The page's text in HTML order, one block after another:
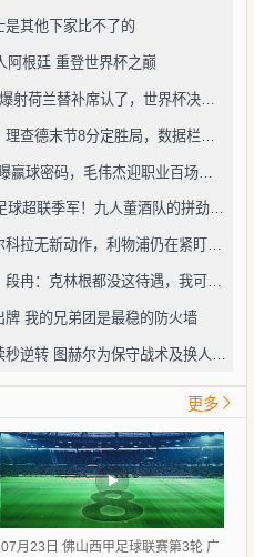
其他下家比不了的
阿根廷 重登世界杯之巅
两次炸场都是帕雷德斯！4年前爆射荷兰替补席认了，世界杯决赛再演冲突
大连英博3-1双杀泰山！李国旭曝赢球密码，毛伟杰迎职业百场里程碑
桐梓窖酒队斩获2026遵义酒业足球超联季军！九人董酒队的拼劲太戳人
罗马诺最新披露：阿森纳与巴尔科拉无新动作，利物浦仍在紧盯目标
杨瀚森在开拓者能玩弧顶发牌？段冉：克林根都没这待遇，我可不太看好
我的兄弟团是最稳的防火墙
更多
07月23日 佛山西甲足球联赛第3轮 广